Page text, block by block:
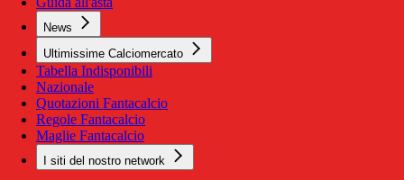
News
Ultimissime Calciomercato
Tabella Indisponibili
Nazionale
Quotazioni Fantacalcio
Regole Fantacalcio
Maglie Fantacalcio
I siti del nostro network